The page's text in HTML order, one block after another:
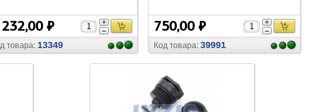
232,00 ₽
товара: 13349
750,00 ₽
Код товара: 39991